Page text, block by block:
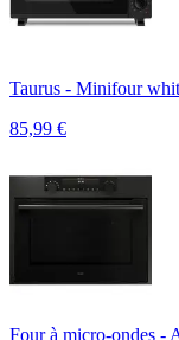
Taurus - Minifour
85,99 €
Four à micro-ondes -